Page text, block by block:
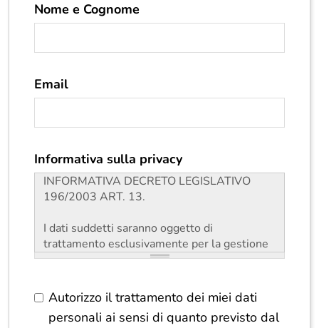
Nome e Cognome
Email
Informativa sulla privacy
Autorizzo il trattamento dei miei dati
personali ai sensi di quanto previsto dal